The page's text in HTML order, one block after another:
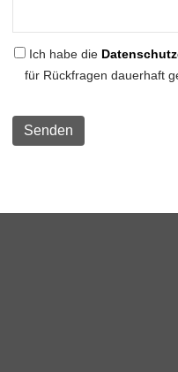
Ich habe die
für Rückfragen dauerhaft